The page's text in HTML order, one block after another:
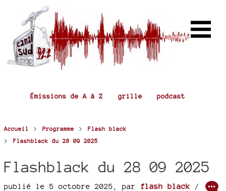
Émissions de A à Z grille podcast
Accueil > Programme > Flash black
> Flashblack du 28 09 2025
Flashblack du 28 09 2025
publié le 5 octobre 2025 par flash black /